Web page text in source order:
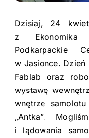
Dzisiaj, 24
z Ekonomika
Podkarpackie
w Jasionce.
Fablab oraz
wystawę
wnętrze
„Antka”.
i lądowania